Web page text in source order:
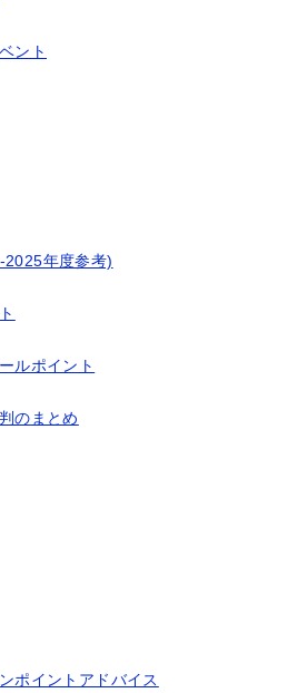
ント
年度参考)
ルポイント
のまとめ
ポイントアドバイス